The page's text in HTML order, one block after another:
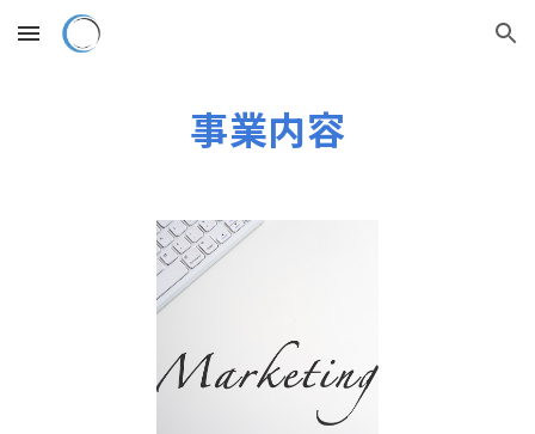
Skip to main content Skip to navigation
事業内容